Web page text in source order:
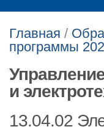
Главная /
программы
и
13.04.02